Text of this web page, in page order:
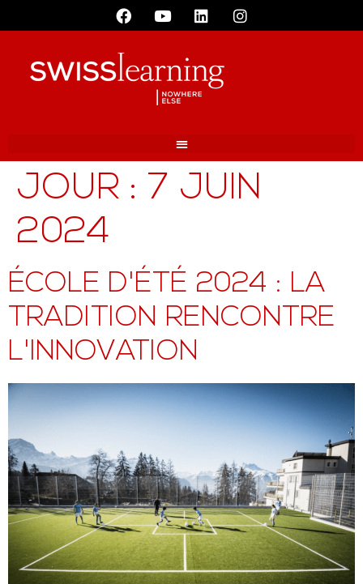
JOUR : 7 JUIN
2024
ÉCOLE D'ÉTÉ 2024 : LA
TRADITION RENCONTRE
L'INNOVATION